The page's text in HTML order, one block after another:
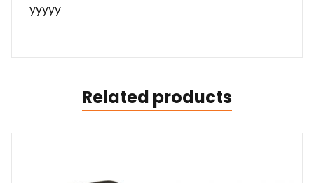
yyyyy
Related products